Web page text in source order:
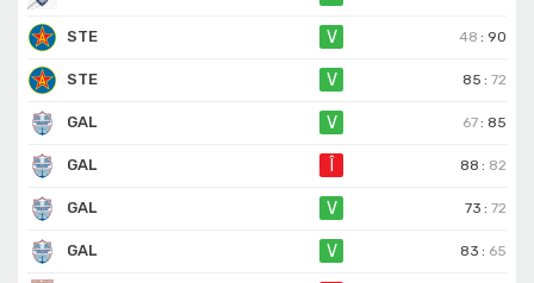
STE V 48 : 90
STE V 85 :72
GAL V 67 : 85
GAL 88 : 82
GAL V 73 :72
GAL V 83 : 65